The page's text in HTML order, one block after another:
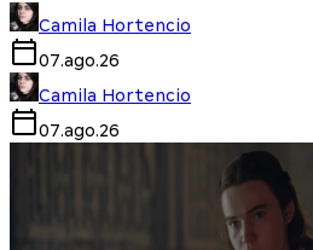
Camila Hortencio
07.ago.26
Camila Hortencio
07.ago.26